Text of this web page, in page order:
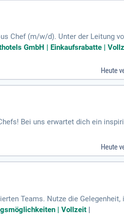
Chef (m/w/d). Unter der Leitung
Küche. Wir kombinieren
Partnerschaft mit der Staatlichen
Küchenteams!
GmbH | Einkaufsrabatte |
Heute
Bei uns erwartet dich ein
Küchenbetrieb und führst ein
von morgen mit
Heute
Teams. Nutze die Gelegenheit,
bereitest Du köstliche Speisen zu
Lagerkontrolle. Achte auf
| Vollzeit |